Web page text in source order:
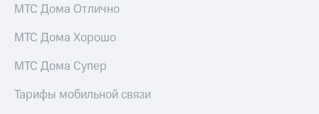
МТС Дома Отлично
МТС Дома Хорошо
МТС Дома Супер
Тарифы мобильной связи